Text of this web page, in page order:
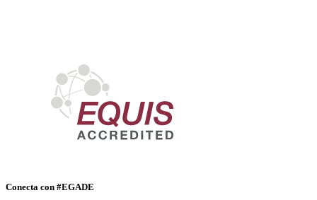
Conecta con #EGADE